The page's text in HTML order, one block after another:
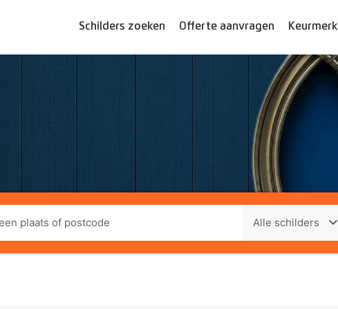
Schilders zoeken Offerte aanvragen Keurmerk